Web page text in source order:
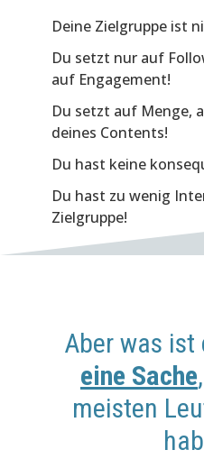
Deine Zielgruppe ist
Du setzt nur auf
auf Engagement!
Du setzt auf Menge,
deines Contents!
Du hast keine
Du hast zu wenig
Zielgruppe!
Aber was ist
eine Sache
meisten